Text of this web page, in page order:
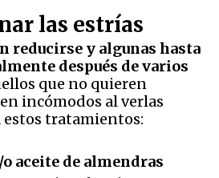
las estrías
reducirse y algunas hasta
después de varios
que no quieren
incómodos al verlas
tratamientos:
aceite de almendras